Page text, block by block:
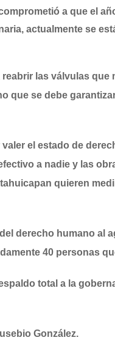
a que el
actualmente se
las válvulas que
que se debe
el estado de
a nadie y las
quieren
derecho humano al
40 personas
total a la
González.